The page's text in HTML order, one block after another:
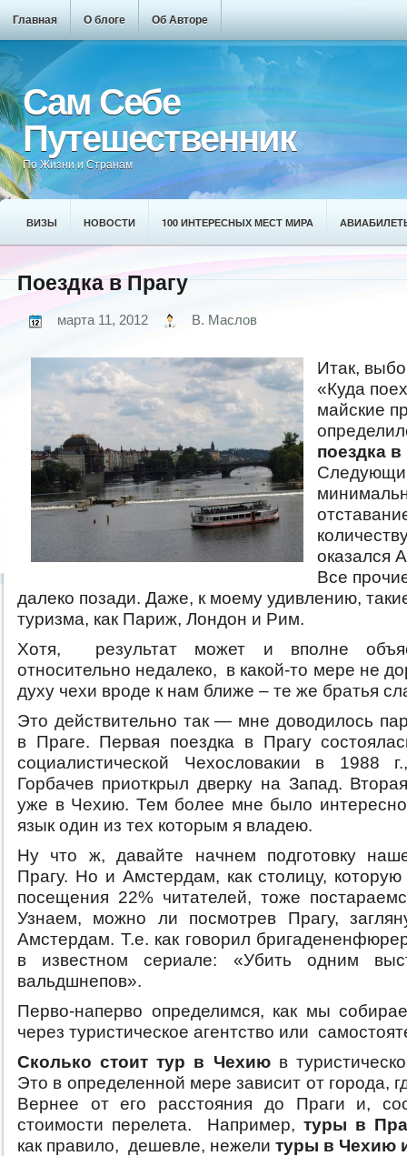
Главная О блоге Об Авторе
Сам Себе
Путешественник
По Жизни и Странам
ВИЗЫ НОВОСТИ 100 ИНТЕРЕСНЫХ МЕСТ МИРА
Поездка в Прагу
марта 11, 2012 В. Маслов
Итак,
«Куда
майские
поездка в
оказался
Все
далеко позади. Даже, к моему удивлению,
туризма, как Париж, Лондон и Рим.
Хотя, результат может и вполне
относительно недалеко, в какой-то мере не
духу чехи вроде к нам ближе – те же братья
Это действительно так — мне доводилось
в Праге. Первая поездка в Прагу
социалистической Чехословакии в 1988
Горбачев приоткрыл дверку на Запад.
уже в Чехию. Тем более мне было
язык один из тех которым я владею.
Ну что ж, давайте начнем подготовку
Прагу. Но и Амстердам, как столицу,
посещения 22% читателей, тоже
Узнаем, можно ли посмотрев Прагу,
Амстердам. Т.е. как говорил
в известном сериале: «Убить одним
вальдшнепов».
Перво-наперво определимся, как мы
через туристическое агентство или
Сколько стоит тур в Чехиюв
Это в определенной мере зависит от города,
Вернее от его расстояния до Праги и,
стоимости перелета. Например, туры в
как правило, дешевле, нежели туры в Чехию